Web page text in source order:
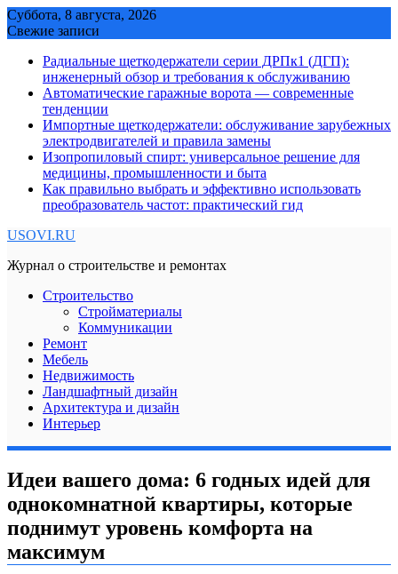
Skip
to
Суббота, 8 августа, 2026
Свежие записи
Радиальные щеткодержатели серии ДРПк1 (ДГП):
инженерный обзор и требования к обслуживанию
Автоматические гаражные ворота — современные
тенденции
Импортные щеткодержатели: обслуживание зарубежных
электродвигателей и правила замены
Изопропиловый спирт: универсальное решение для
медицины, промышленности и быта
Как правильно выбрать и эффективно использовать
преобразователь частот: практический гид
USOVI.RU
Журнал о строительстве и ремонтах
Строительство
Стройматериалы
Коммуникации
Ремонт
Мебель
Недвижимость
Ландшафтный дизайн
Архитектура и дизайн
Интерьер
Идеи вашего дома: 6 годных идей для
однокомнатной квартиры, которые
поднимут уровень комфорта на
максимум